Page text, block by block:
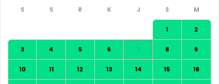
1 2
3 4 5 6 7 8 9
10 11 12 13 14 15 16